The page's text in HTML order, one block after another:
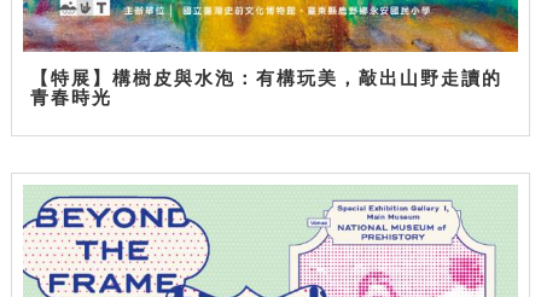
【特展】構樹皮與水泡：有構玩美，敲出山野走讀的
青春時光